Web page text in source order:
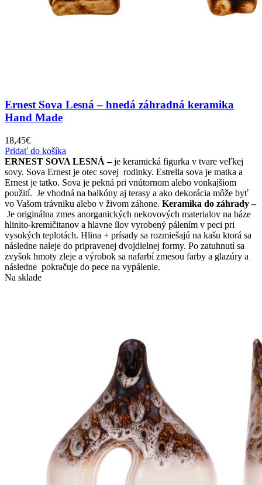
Ernest Sova Lesná – hnedá záhradná keramika
Hand Made
18,45€
Pridať do košíka
ERNEST SOVA LESNÁ –je keramická figurka v tvare veľkej
sovy. Sova Ernest je otec sovej rodinky. Estrella sova je matka a
Ernest je tatko. Sova je pekná pri vnútornom alebo vonkajšiom
použití. Je vhodná na balkóny aj terasy a ako dekorácia môže byť
vo Vašom trávniku alebo v živom záhone. Keramika do záhrady –
Je originálna zmes anorganických nekovových materialov na báze
hlinito-kremičitanov a hlavne ílov vyrobený pálením v peci pri
vysokých teplotách. Hlina + prísady sa rozmiešajú na kašu ktorá sa
následne naleje do pripravenej dvojdielnej formy. Po zatuhnutí sa
zvyšok hmoty zleje a výrobok sa nafarbí zmesou farby a glazúry a
následne pokračuje do pece na vypálenie.
Na sklade